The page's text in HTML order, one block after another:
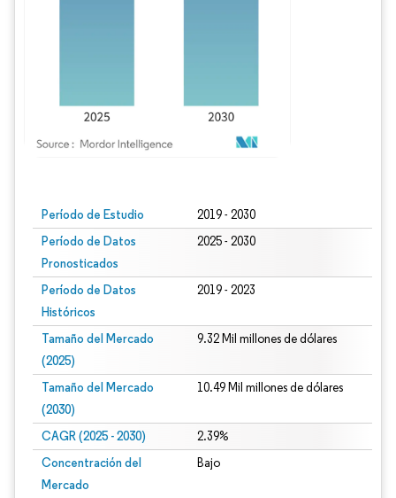
Período de Estudio 2019 - 2030
Período de Datos
Pronosticados
2025 - 2030
Período de Datos
Históricos
2019 - 2023
Tamaño del Mercado
(2025)
9.32 Mil millones de dólares
Tamaño del Mercado
(2030)
10.49 Mil millones de dólares
CAGR (2025 - 2030) 2.39%
Concentración del
Mercado
Bajo